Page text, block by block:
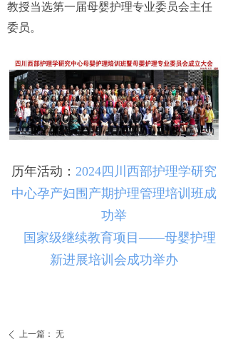
教授当选第一届母婴护理专业委员会主任
委员。
历年活动： 2024四川西部护理学研究
中心孕产妇围产期护理管理培训班成
功举
国家级继续教育项目——母婴护理
新进展培训会成功举办
ꄴ 上一篇： 无